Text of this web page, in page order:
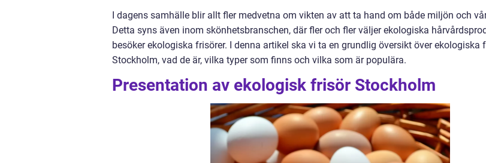
I dagens samhälle blir allt fler medvetna om vikten av att ta hand om både miljön och
Detta syns även inom skönhetsbranschen, där fler och fler väljer ekologiska
besöker ekologiska frisörer. I denna artikel ska vi ta en grundlig översikt över ekologiska
Stockholm, vad de är, vilka typer som finns och vilka som är populära.
Presentation av ekologisk frisör Stockholm